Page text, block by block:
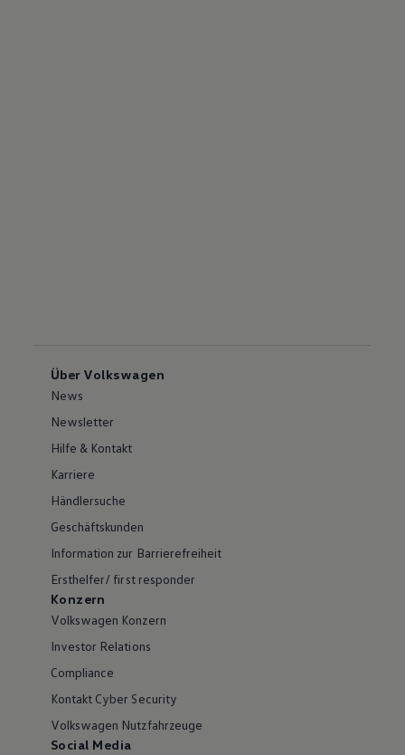
Über Volkswagen
News
Newsletter
Hilfe & Kontakt
Karriere
Händlersuche
Geschäftskunden
Information zur Barrierefreiheit
Ersthelfer/ first responder
Konzern
Volkswagen Konzern
Investor Relations
Compliance
Kontakt Cyber Security
Volkswagen Nutzfahrzeuge
Social Media